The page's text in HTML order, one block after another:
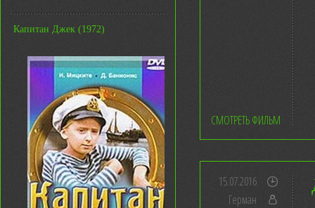
Капитан Джек (1972)
СМОТРЕТЬ ФИЛЬМ
15.07.2016
Герман